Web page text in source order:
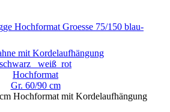
mit Kordelaufhängung
schwarz_ weiß_rot
Hochformat
Gr. 60/90 cm
Hochformat mit Kordelaufhängung